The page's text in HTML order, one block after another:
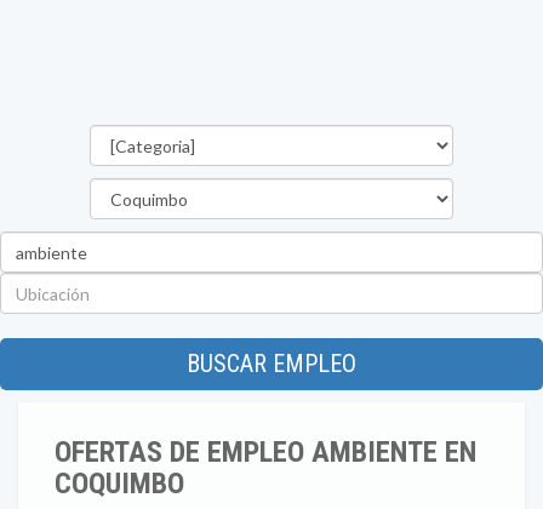
BUSCAR EMPLEO
OFERTAS DE EMPLEO AMBIENTE EN
COQUIMBO